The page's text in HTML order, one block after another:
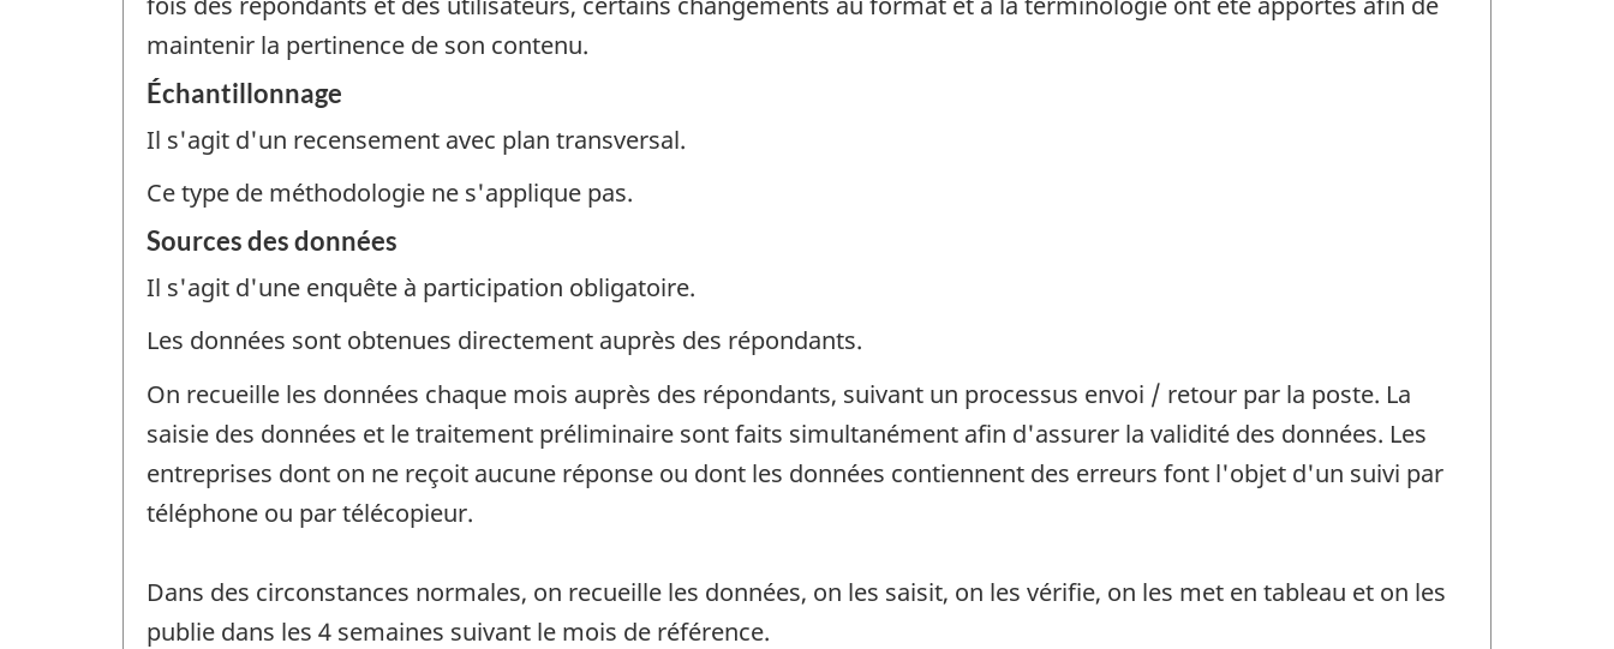
maintenir la pertinence de son contenu.
Échantillonnage
Il s'agit d'un recensement avec plan transversal.
Ce type de méthodologie ne s'applique pas.
Sources des données
Il s'agit d'une enquête à participation obligatoire.
Les données sont obtenues directement auprès des répondants.
On recueille les données chaque mois auprès des répondants, suivant un processus envoi / retour par la poste. La
saisie des données et le traitement préliminaire sont faits simultanément afin d'assurer la validité des données. Les
entreprises dont on ne reçoit aucune réponse ou dont les données contiennent des erreurs font l'objet d'un suivi par
téléphone ou par télécopieur.
Dans des circonstances normales, on recueille les données, on les saisit, on les vérifie, on les met en tableau et on les
publie dans les 4 semaines suivant le mois de référence.